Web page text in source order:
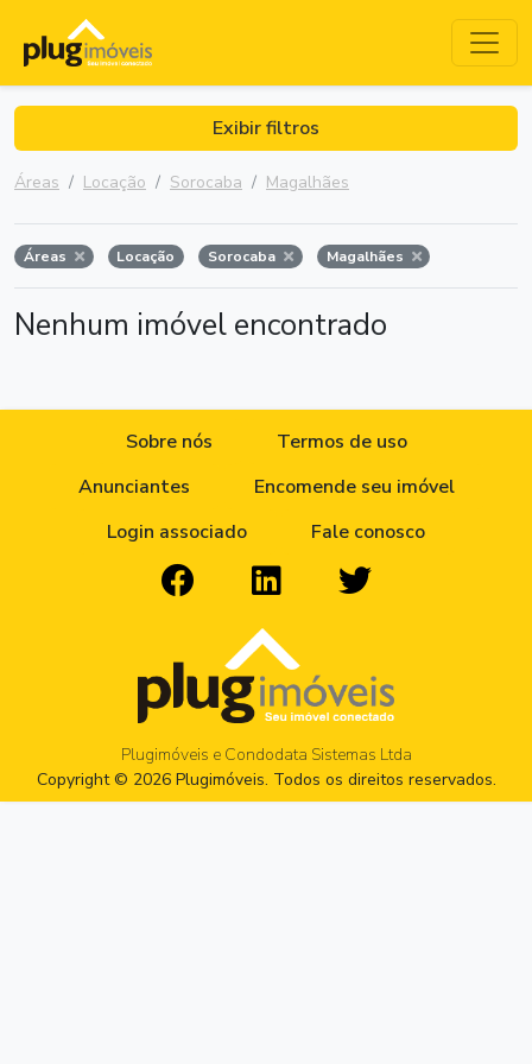
Exibir filtros
Áreas Locação Sorocaba Magalhães
Áreas Locação Sorocaba Magalhães
Nenhum imóvel encontrado
Sobre nós
Termos de uso
Anunciantes
Encomende seu imóvel
Login associado
Fale conosco
Plugimóveis e Condodata Sistemas Ltda
Copyright © 2026 Plugimóveis. Todos os direitos reservados.